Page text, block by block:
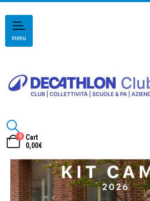
menu
0
Cart
0,00€